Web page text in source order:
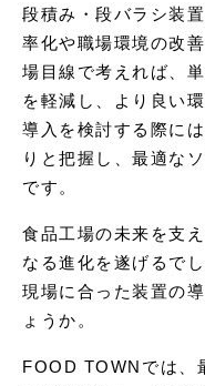
段積み・段バラシ装
率化や職場環境の改
場目線で考えれば、
を軽減し、より良い
導入を検討する際に
りと把握し、最適な
です。
食品工場の未来を支
なる進化を遂げるで
現場に合った装置の
ょうか。
FOOD TOWNでは、